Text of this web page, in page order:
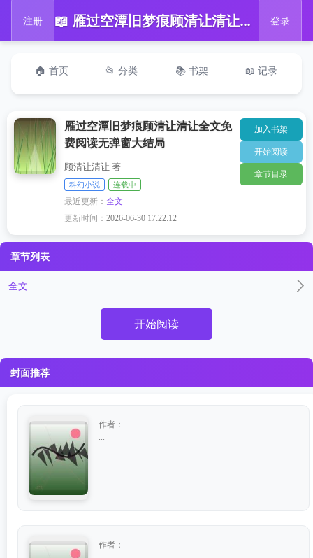
注册 📖 雁过空潭旧梦痕顾清让清让全文免费阅读无弹窗大结局 登录
🏠 首页 📂 分类 📚 书架 📖 记录
雁过空潭旧梦痕顾清让清让全文免
费阅读无弹窗大结局
顾清让清让 著
科幻小说 连载中
最近更新：全文
更新时间：2026-06-30 17:22:12
加入书架
开始阅读
章节目录
章节列表
全文
开始阅读
封面推荐
作者：
作者：